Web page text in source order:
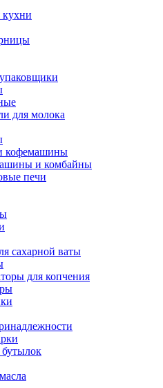
кухни
для молока
кофемашины
и комбайны
печи
сахарной ваты
для копчения